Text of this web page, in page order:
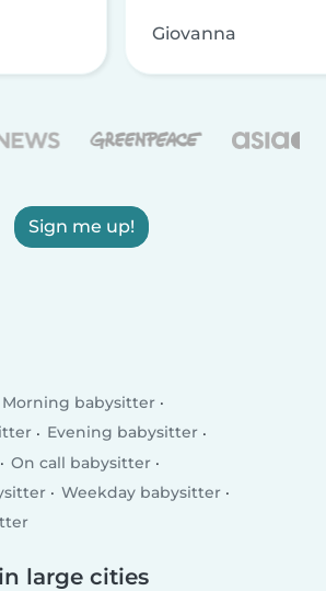
Giovanna
Sign me up!
Morning babysitter
Evening babysitter
On call babysitter
Weekday babysitter
large cities